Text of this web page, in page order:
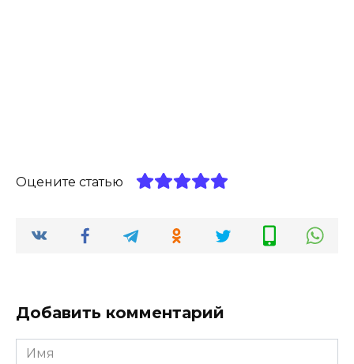
Оцените статью
Добавить комментарий
Имя